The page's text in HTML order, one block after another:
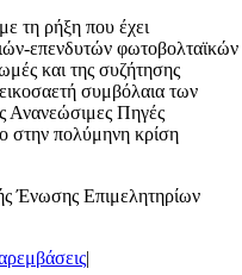
τη ρήξη που έχει
επενδυτών φωτοβολταϊκών
και της συζήτησης
συμβόλαια των
Ανανεώσιμες Πηγές
στην πολύμηνη κρίση
Ένωσης Επιμελητηρίων
|